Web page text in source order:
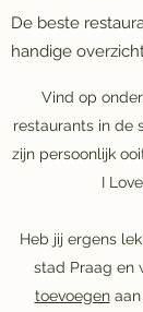
De beste
handige
Vind op
restaurants in de
zijn persoonlijk
I
Heb jij ergens
stad Praag en
toevoegenaan